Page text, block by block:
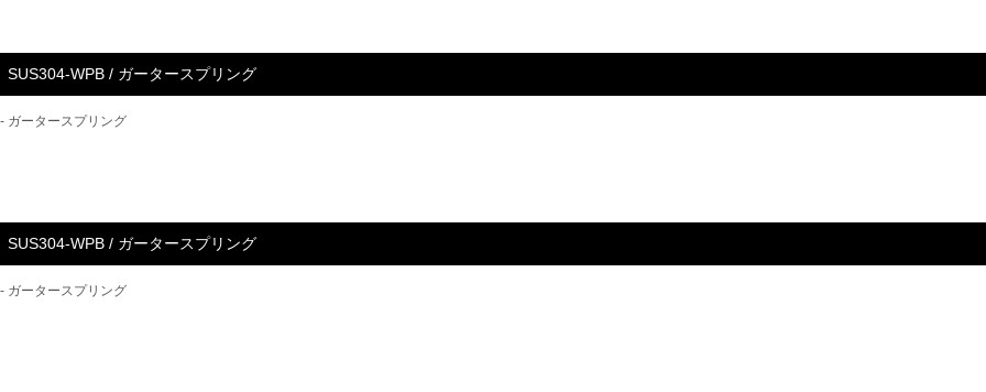
SUS304-WPB / ガータースプリング
- ガータースプリング
SUS304-WPB / ガータースプリング
- ガータースプリング